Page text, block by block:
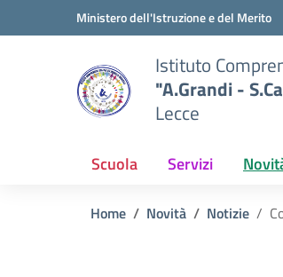
Vai ai contenuti
Vai al menu di navigazioneMinistero dell'Istruzione e del Merito
Istituto
"A.Grandi -
Lecce
Scuola Servizi
Home Novità Notizie